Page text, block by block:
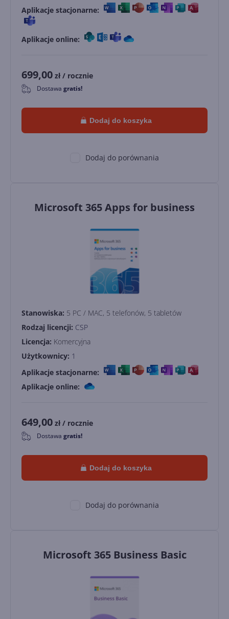
Aplikacje stacjonarne:
Aplikacje online:
699,00 zł / rocznie
0 Dostawa gratis!
Dodaj do koszyka
Dodaj do porównania
Microsoft 365 Apps for business
Stanowiska: 5 PC / MAC, 5 telefonów, 5 tabletów
Rodzaj licencji: CSP
Licencja: Komercyjna
Użytkownicy: 1
Aplikacje stacjonarne:
Aplikacje online:
649,00 zł / rocznie
0 Dostawa gratis!
Dodaj do koszyka
Dodaj do porównania
Microsoft 365 Business Basic